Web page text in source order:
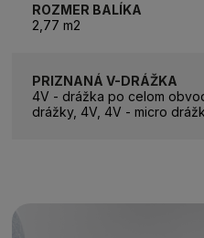
ROZMER BALÍKA
2,77 m2
PRIZNANÁ V-DRÁŽKA
4V - drážka po celom
drážky, 4V, 4V - micro